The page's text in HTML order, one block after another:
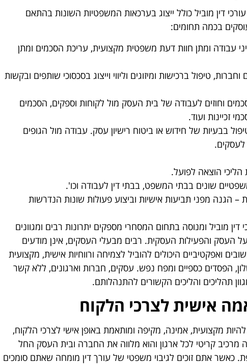
דין מוביל כולל ייצוג בערכאות המשפטיות השונות בהתאם
בכמה תחומים:
עבודה ומתן חוות דעת משפטית מקצועית, עריכת הסכמים ומתן
טיפול ברכישות ומיזוגים וליווי וייצוג בסכסוכי שותפים ובקשות
וחוזים לעבודה של בית העסק מול לקוחות וספקים, הסכמים
זכיינות ועוד.
בבעיות של חידוש או ביטוח רישיון עסק. עבודה מול הגופים
לעסקים.
הליכי הוצאה לפועל.
שונים בבתי המשפט, בבתי דין לעבודה וכו'.
– הגנה מפני תביעות אישיות וביצוע פעולות שונות הנדרשות
מוביל ומנוסה בתחום המסחרי מספקים יתרונות רבים ומגוונים
העסק והפעילות העסקית. רבים מבעלי העסקים, אינן מודעים
ואפקטיביים היכולים להוביל לצמיחה ורווחיות אישית, מקצועית
הפסדים כספיים ומפח נפש. עסקים, חברות וארגונים, ללא קשר
תהליכים והליכים הקשורים להתנהלותם.
אישית לצרכי הלקוח
מקצועית, אמינה, מקיפה ומותאמת באופן אישי לצרכי הלקוח,
מרכיב קריטי לכל ארגון והוא מלווה את החברה ובית העסק החל
כאשר אתם זוכים לגיבוי משפטי של עורך דין מומחה שאתם סומכים